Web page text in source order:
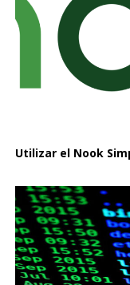
Utilizar el Nook